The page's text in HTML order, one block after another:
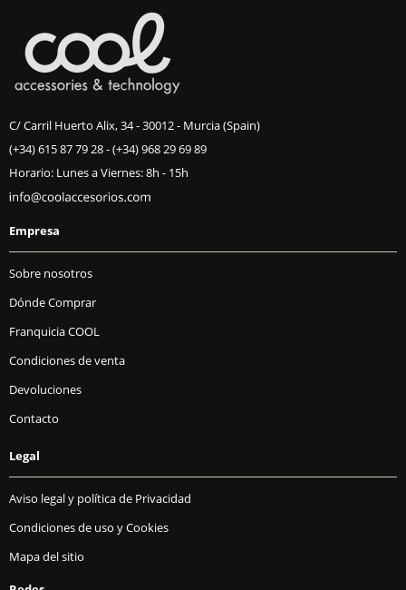
C/ Carril Huerto Alix, 34 - 30012 - Murcia (Spain)
(+34) 615 87 79 28-(+34) 968 29 69 89
Horario: Lunes a Viernes: 8h - 15h
Empresa
Sobre nosotros
Dónde Comprar
Franquicia COOL
Condiciones de venta
Devoluciones
Contacto
Legal
Aviso legal y política de Privacidad
Condiciones de uso y Cookies
Mapa del sitio